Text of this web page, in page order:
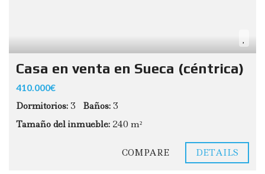
Casa en venta en Sueca (céntrica)
410.000€
Dormitorios: 3 Baños: 3
Tamaño del inmueble: 240 m²
COMPARE DETAILS